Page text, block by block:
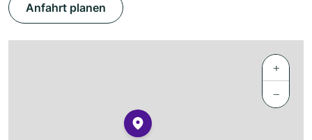
Anfahrt planen
+
−